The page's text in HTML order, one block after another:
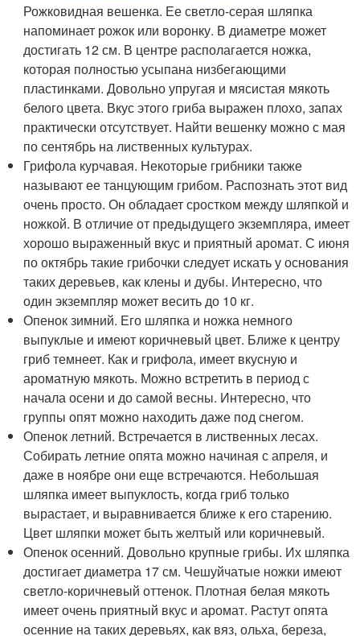
Рожковидная вешенка. Ее светло-серая шляпка
напоминает рожок или воронку. В диаметре может
достигать 12 см. В центре располагается ножка,
которая полностью усыпана низбегающими
пластинками. Довольно упругая и мясистая мякоть
белого цвета. Вкус этого гриба выражен плохо, запах
практически отсутствует. Найти вешенку можно с мая
по сентябрь на лиственных культурах.
Грифола курчавая. Некоторые грибники также
называют ее танцующим грибом. Распознать этот вид
очень просто. Он обладает сростком между шляпкой и
ножкой. В отличие от предыдущего экземпляра, имеет
хорошо выраженный вкус и приятный аромат. С июня
по октябрь такие грибочки следует искать у основания
таких деревьев, как клены и дубы. Интересно, что
один экземпляр может весить до 10 кг.
Опенок зимний. Его шляпка и ножка немного
выпуклые и имеют коричневый цвет. Ближе к центру
гриб темнеет. Как и грифола, имеет вкусную и
ароматную мякоть. Можно встретить в период с
начала осени и до самой весны. Интересно, что
группы опят можно находить даже под снегом.
Опенок летний. Встречается в лиственных лесах.
Собирать летние опята можно начиная с апреля, и
даже в ноябре они еще встречаются. Небольшая
шляпка имеет выпуклость, когда гриб только
вырастает, и выравнивается ближе к его старению.
Цвет шляпки может быть желтый или коричневый.
Опенок осенний. Довольно крупные грибы. Их шляпка
достигает диаметра 17 см. Чешуйчатые ножки имеют
светло-коричневый оттенок. Плотная белая мякоть
имеет очень приятный вкус и аромат. Растут опята
осенние на таких деревьях, как вяз, ольха, береза,